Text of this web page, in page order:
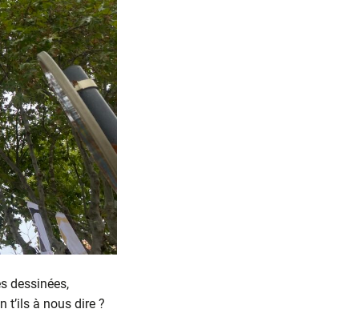
dessinées,
t’ils à nous dire ?